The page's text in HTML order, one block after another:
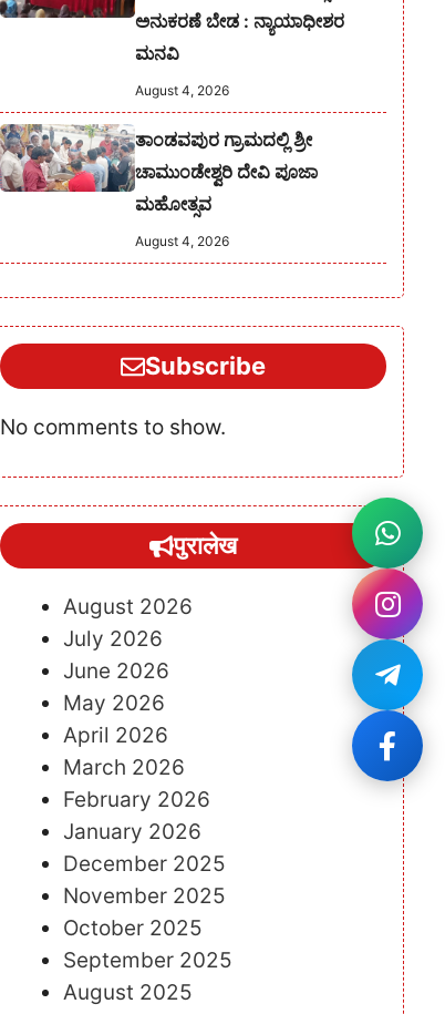
ಅನುಕರಣೆ ಬೇಡ : ನ್ಯಾಯಾಧೀಶರ
ಮನವಿ
August 4, 2026
ತಾಂಡವಪುರ ಗ್ರಾಮದಲ್ಲಿ ಶ್ರೀ
ಚಾಮುಂಡೇಶ್ವರಿ ದೇವಿ ಪೂಜಾ
ಮಹೋತ್ಸವ
August 4, 2026
Subscribe
No comments to show.
पुरालेख
August 2026
July 2026
June 2026
May 2026
April 2026
March 2026
February 2026
January 2026
December 2025
November 2025
October 2025
September 2025
August 2025